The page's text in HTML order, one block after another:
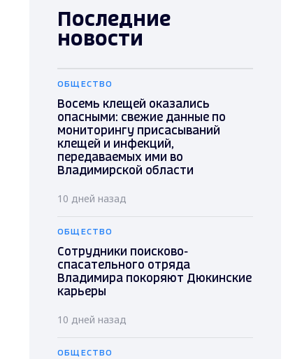
Последние
новости
ОБЩЕСТВО
Восемь клещей оказались
опасными: свежие данные по
мониторингу присасываний
клещей и инфекций,
передаваемых ими во
Владимирской области
10 дней назад
ОБЩЕСТВО
Сотрудники поисково-
спасательного отряда
Владимира покоряют Дюкинские
карьеры
10 дней назад
ОБЩЕСТВО